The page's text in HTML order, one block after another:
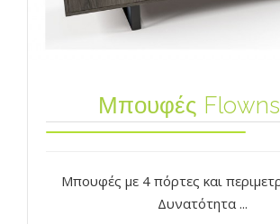
Μπουφές Flowns
Μπουφές με 4 πόρτες και
Δυνατότητα ...